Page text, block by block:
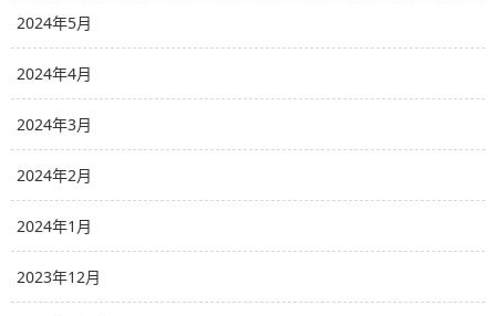
2024年5月
2024年4月
2024年3月
2024年2月
2024年1月
2023年12月